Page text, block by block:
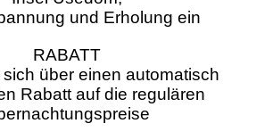
und Erholung ein
RABATT
über einen automatisch
Rabatt auf die regulären